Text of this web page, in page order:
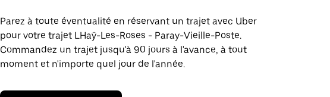
Parez à toute éventualité en réservant un trajet avec Uber
pour votre trajet LHaÿ-Les-Roses - Paray-Vieille-Poste.
Commandez un trajet jusqu'à 90 jours à l'avance, à tout
moment et n'importe quel jour de l'année.